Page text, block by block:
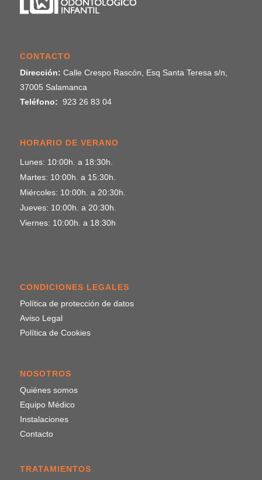
CONTACTO
Dirección: Calle Crespo Rascón, Esq Santa Teresa s/n,
37005 Salamanca
Teléfono: 923 26 83 04
HORARIO DE VERANO
Lunes: 10:00h. a 18:30h.
Martes: 10:00h. a 15:30h.
Miércoles: 10:00h. a 20:30h.
Jueves: 10:00h. a 20:30h.
Viernes: 10:00h. a 18:30h
CONDICIONES LEGALES
Política de protección de datos
Aviso Legal
Política de Cookies
NOSOTROS
Quiénes somos
Equipo Médico
Instalaciones
Contacto
TRATAMIENTOS